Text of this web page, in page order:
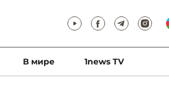
В мире 1news TV